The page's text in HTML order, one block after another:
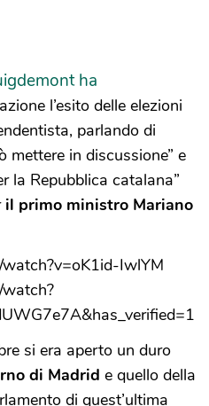
ha
l’esito delle elezioni
parlando di
mettere in discussione” e
la Repubblica catalana”
il primo ministro Mariano
IwlYM
si era aperto un duro
di Madrid e quello della
di quest’ultima